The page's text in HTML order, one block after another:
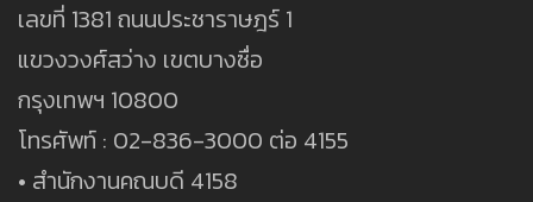
เลขที่ 1381 ถนนประชาราษฎร์ 1
แขวงวงศ์สว่าง เขตบางซื่อ
กรุงเทพฯ 10800
โทรศัพท์ : 02-836-3000 ต่อ 4155
• สำนักงานคณบดี 4158